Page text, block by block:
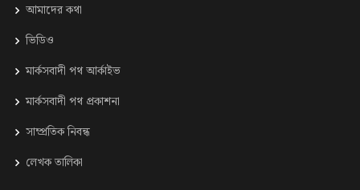
আমাদের কথা
ভিডিও
মার্কসবাদী পথ আর্কাইভ
মার্কসবাদী পথ প্রকাশনা
সাম্প্রতিক নিবন্ধ
লেখক তালিকা